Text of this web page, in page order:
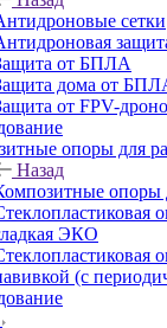
сетки
от БПЛА
дома от
от FPV-
опоры для
Назад
опоры
ЭКО
(с